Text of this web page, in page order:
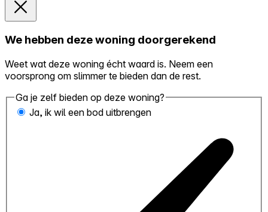
We hebben deze woning doorgerekend
Weet wat deze woning écht waard is. Neem een
voorsprong om slimmer te bieden dan de rest.
Ga je zelf bieden op deze woning?
Ja, ik wil een bod uitbrengen